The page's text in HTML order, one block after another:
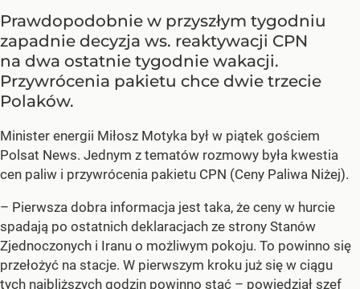
Prawdopodobnie w przyszłym tygodniu
zapadnie decyzja ws. reaktywacji CPN
na dwa ostatnie tygodnie wakacji.
Przywrócenia pakietu chce dwie trzecie
Polaków.
Minister energii Miłosz Motyka był w piątek gościem
Polsat News. Jednym z tematów rozmowy była kwestia
cen paliw i przywrócenia pakietu CPN (Ceny Paliwa Niżej).
– Pierwsza dobra informacja jest taka, że ceny w hurcie
spadają po ostatnich deklaracjach ze strony Stanów
Zjednoczonych i Iranu o możliwym pokoju. To powinno się
przełożyć na stacje. W pierwszym kroku już się w ciągu
tych najbliższych godzin powinno stać – powiedział szef